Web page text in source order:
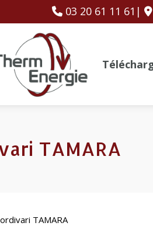
03 20 61 11 61|
TAMARA
TAMARA